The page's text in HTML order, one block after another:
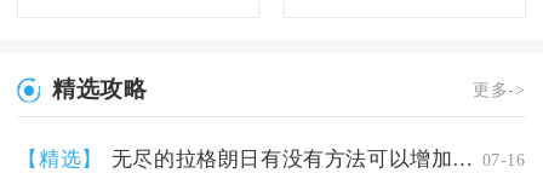
精选攻略 更多->
【精选】 无尽的拉格朗日有没有方法可以增加拉格朗日的航行距离 07-16